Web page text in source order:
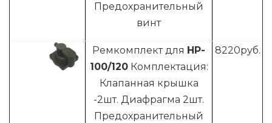
Предохранительный
винт
Ремкомплект для HP-
100/120Комплектация:
Клапанная крышка
-2шт. Диафрагма 2шт.
Предохранительный
8220руб.